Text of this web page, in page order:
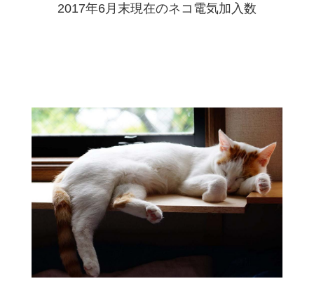
2017年6月末現在のネコ電気加入数